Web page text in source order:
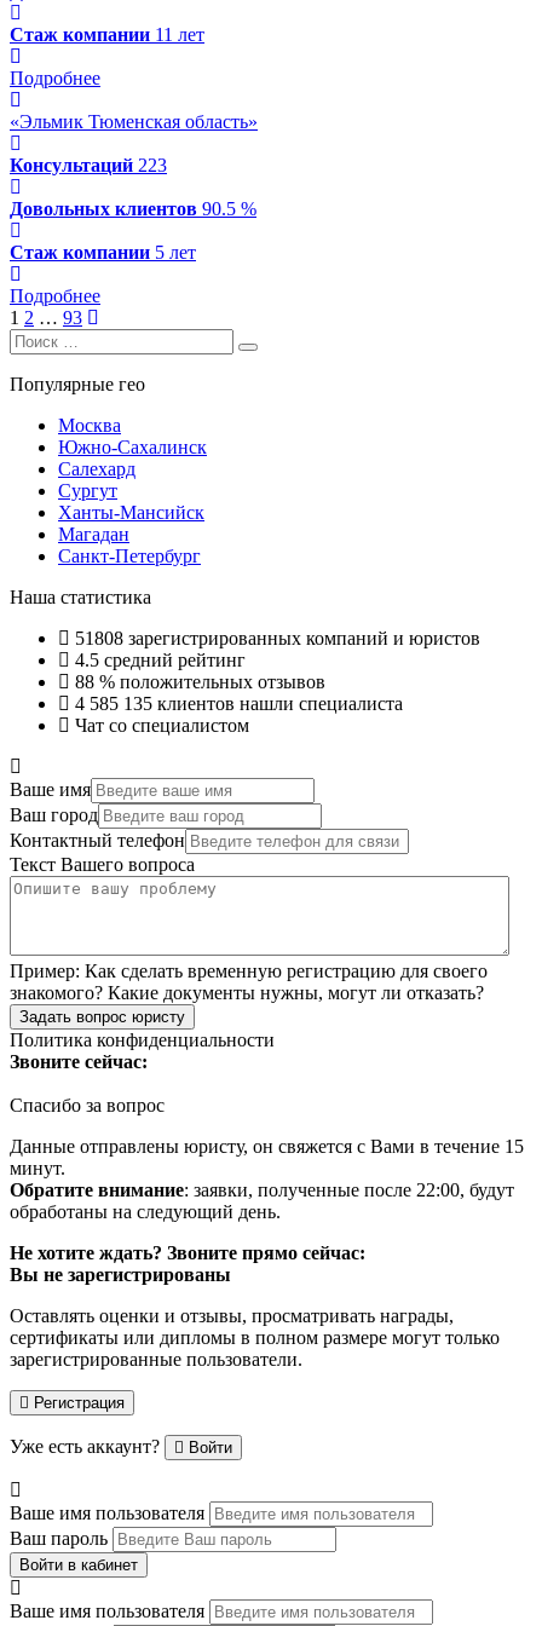
Стаж компании 11 лет
Подробнее
«Эльмик Тюменская область»
Консультаций 223
Довольных клиентов 90.5 %
Стаж компании 5 лет
Подробнее
Навигация
по
записям
1 2 … 93
Search
for:
Search
Популярные гео
Москва
Южно-Сахалинск
Салехард
Сургут
Ханты-Мансийск
Магадан
Санкт-Петербург
Наша статистика
51808 зарегистрированных компаний и юристов
4.5 средний рейтинг
88 % положительных отзывов
4 585 135 клиентов нашли специалиста
Чат со специалистом
Ваше имя
Ваш город
Контактный телефон
Текст Вашего вопроса
Пример: Как сделать временную регистрацию для своего
знакомого? Какие документы нужны, могут ли отказать?
Задать вопрос юристу
Политика конфиденциальности
Звоните сейчас:
Спасибо за вопрос
Данные отправлены юристу, он свяжется с Вами в течение 15
минут.
Обратите внимание: заявки, полученные после 22:00, будут
обработаны на следующий день.
Не хотите ждать? Звоните прямо сейчас:
Вы не зарегистрированы
Оставлять оценки и отзывы, просматривать награды,
сертификаты или дипломы в полном размере могут только
зарегистрированные пользователи.
Регистрация
Уже есть аккаунт? Войти
Ваше имя пользователя
Ваш пароль
Войти в кабинет
Ваше имя пользователя